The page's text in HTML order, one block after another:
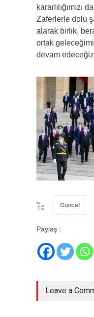
kararlılığımızı
Zaferlerle dolu
alarak birlik,
ortak
devam
Güncel
Paylaş :
Leave a